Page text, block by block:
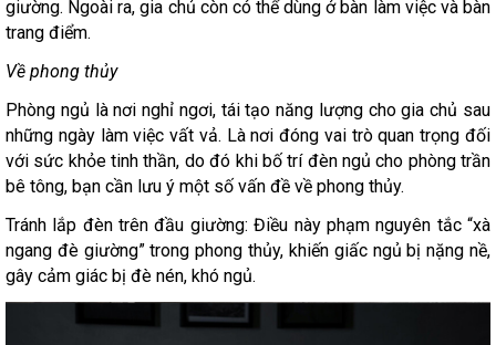
giường. Ngoài ra, gia chủ còn có thể dùng ở bàn làm việc và bàn
trang điểm.
Về phong thủy
Phòng ngủ là nơi nghỉ ngơi, tái tạo năng lượng cho gia chủ sau
những ngày làm việc vất vả. Là nơi đóng vai trò quan trọng đối
với sức khỏe tinh thần, do đó khi bố trí đèn ngủ cho phòng trần
bê tông, bạn cần lưu ý một số vấn đề về phong thủy.
Tránh lắp đèn trên đầu giường: Điều này phạm nguyên tắc “xà
ngang đè giường” trong phong thủy, khiến giấc ngủ bị nặng nề,
gây cảm giác bị đè nén, khó ngủ.